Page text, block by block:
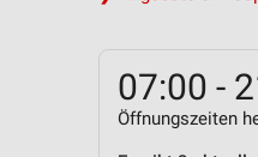
07:00 -
Öffnungszeiten